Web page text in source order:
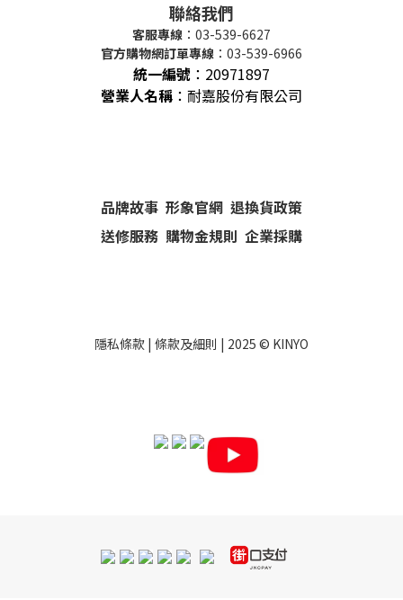
聯絡我們
客服專線 ：03-539-6627
官方購物網訂單專線 ：03-539-6966
統一編號 ： 20971897
營業人名稱 ：耐嘉股份有限公司
品牌故事 形象官網 退換貨政策
送修服務 購物金規則 企業採購
隱私條款 | 條款及細則 | 2025 © KINYO